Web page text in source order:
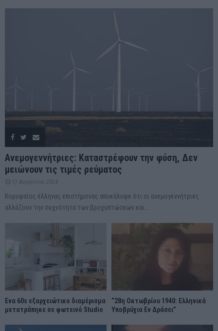
Ανεμογεννήτριες: Καταστρέφουν την φύση, Δεν
μειώνουν τις τιμές ρεύματος
17 Αυγούστου 2024
Κορυφαίος έλληνας επιστήμονας αποκάλυψε ότι οι ανεμογεννήτριες
αλλάζουν την συχνότητα των βροχοπτώσεων και...
Ένα 60s εξαρχειώτικο διαμέρισμα
μετατράπηκε σε φωτεινό Studio
“28η Οκτωβρίου 1940: Ελληνικά
Υποβρύχια Εν Δράσει”